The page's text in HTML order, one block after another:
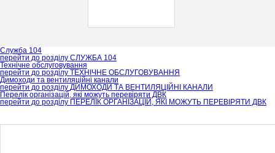
Служба 104
перейти до розділу СЛУЖБА 104
Технічне обслуговування
перейти до розділу ТЕХНІЧНЕ ОБСЛУГОВУВАННЯ
Димоходи та вентиляційні канали
перейти до розділу ДИМОХОДИ ТА ВЕНТИЛЯЦІЙНІ КАНАЛИ
Перелік організацій, які можуть перевіряти ДВК
перейти до розділу ПЕРЕЛІК ОРГАНІЗАЦІЙ, ЯКІ МОЖУТЬ ПЕРЕВІРЯТИ ДВК